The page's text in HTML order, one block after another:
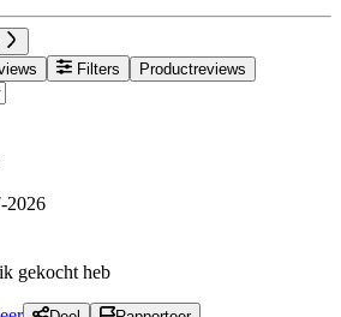
Filters Productreviews
2026
gekocht heb